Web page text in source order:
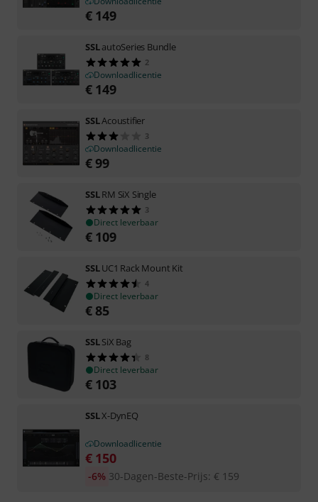
€ 149
SSLautoSeries Bundle
2
Downloadlicentie
€ 149
SSLAcoustifier
3
Downloadlicentie
€99
SSLRM SiX Single
3
Direct leverbaar
€ 109
SSLUC1 Rack Mount Kit
4
Direct leverbaar
€ 85
SSLSiX Bag
8
Direct leverbaar
€ 103
SSLX-DynEQ
Downloadlicentie
€ 150
30-Dagen-Beste-Prijs: € 159
-6%